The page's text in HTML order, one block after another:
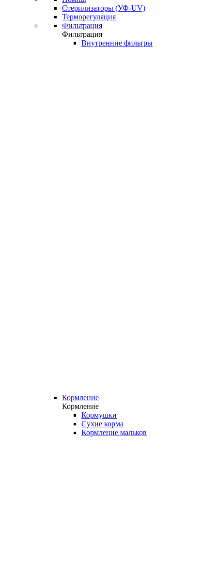
Стерилизаторы (УФ-UV)
Терморегуляция
Фильтрация
Фильтрация
Внутренние фильтры
Кормление
Кормление
Кормушки
Сухие корма
Кормление мальков